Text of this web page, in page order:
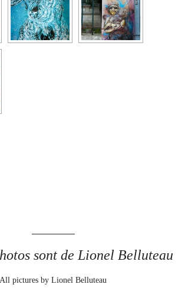
sont de Lionel Belluteau
All pictures by Lionel Belluteau